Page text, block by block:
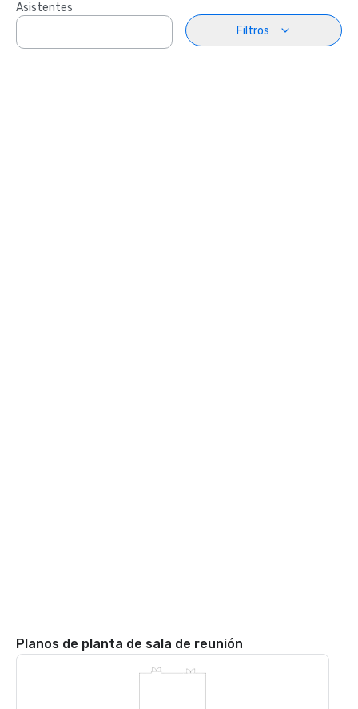
Asistentes
Filtros
Planos de planta de sala de reunión